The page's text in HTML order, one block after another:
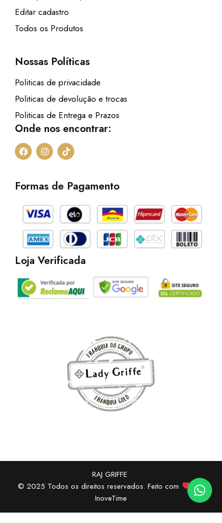
Compra Recente
Editar cadastro
Todos os Produtos
Nossas Políticas
Politicas de privacidade
Politicas de devolução e trocas
Politicas de Entrega e Prazos
Onde nos encontrar:
F
a
o
k
I
n
g
a
m
T
i
o
k
Formas de Pagamento
Loja Verificada
RAJ GRIFFE
© 2025 Todos os direitos reservados. Feito com
por
InoveTime